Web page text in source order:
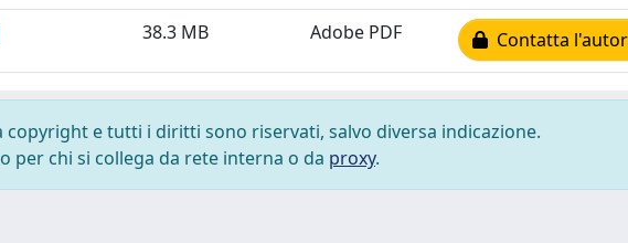
38.3 MB Adobe PDF Contatta
e tutti i diritti sono riservati, salvo diversa indicazione.
per chi si collega da rete interna o da proxy.